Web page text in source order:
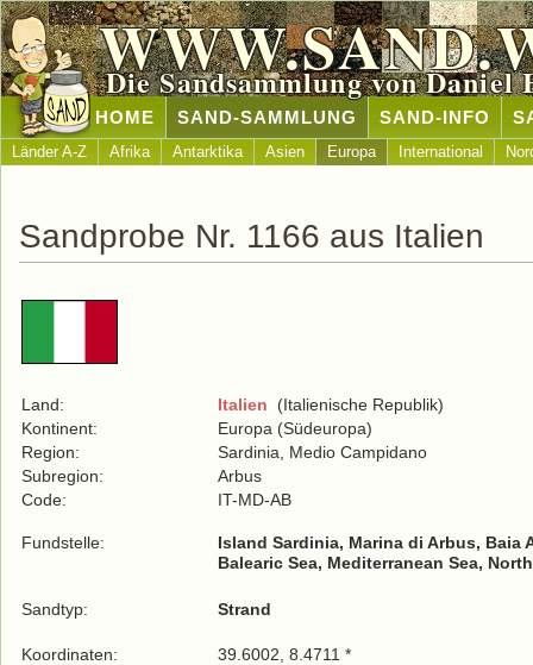
Die Sandsammlung von Daniel
HOME SAND-SAMMLUNG SAND-INFO
Länder A-Z Afrika Antarktika Asien Europa International
Sandprobe Nr. 1166 aus Italien
Land: Italien (Italienische Republik)
Kontinent:
Europa (Südeuropa)
Region:
Sardinia, Medio Campidano
Subregion:
Arbus
Code:
IT-MD-AB
Fundstelle:
Island Sardinia, Marina di Arbus, Baia
Balearic Sea, Mediterranean Sea,
Sandtyp: Strand
Koordinaten:
39.6002, 8.4711 *